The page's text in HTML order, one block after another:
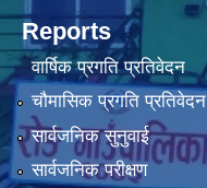
Reports
वार्षिक प्रगति प्रतिवेदन
चौमासिक प्रगति प्रतिवेदन
सार्वजनिक सुनुवाई
सार्वजनिक परीक्षण